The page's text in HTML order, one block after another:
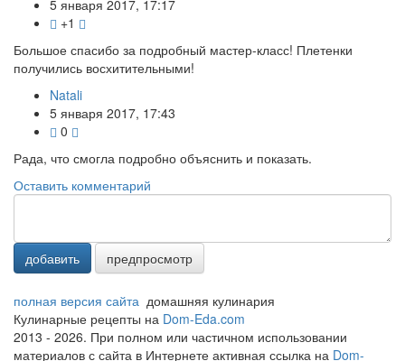
5 января 2017, 17:17
+1
Большое спасибо за подробный мастер-класс! Плетенки
получились восхитительными!
Natali
5 января 2017, 17:43
0
Рада, что смогла подробно объяснить и показать.
Оставить комментарий
добавить предпросмотр
полная версия сайта домашняя кулинария
Кулинарные рецепты на Dom-Eda.com
2013 - 2026. При полном или частичном использовании
материалов с сайта в Интернете активная ссылка на Dom-